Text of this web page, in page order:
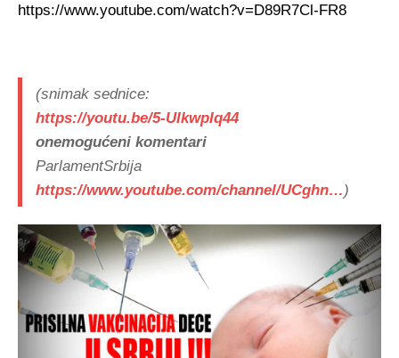
https://www.youtube.com/watch?v=D89R7Cl-FR8
(snimak sednice:
https://youtu.be/5-UIkwpIq44
onemogućeni komentari
ParlamentSrbija
https://www.youtube.com/channel/UCghn…)